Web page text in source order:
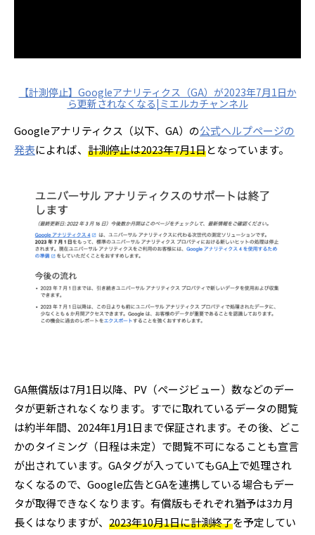
【計測停止】Googleアナリティクス（GA）が2023年7月1日か
ら更新されなくなる|ミエルカチャンネル
Googleアナリティクス（以下、GA）の公式ヘルプページの
発表によれば、 計測停止は2023年7月1日となっています。
GA無償版は7月1日以降、PV（ページビュー）数などのデー
タが更新されなくなります。すでに取れているデータの閲覧
は約半年間、2024年1月1日まで保証されます。その後、どこ
かのタイミング（日程は未定）で閲覧不可になることも宣言
が出されています。GAタグが入っていてもGA上で処理され
なくなるので、Google広告とGAを連携している場合もデー
タが取得できなくなります。有償版もそれぞれ猶予は3カ月
長くはなりますが、 2023年10月1日に計測終了を予定してい